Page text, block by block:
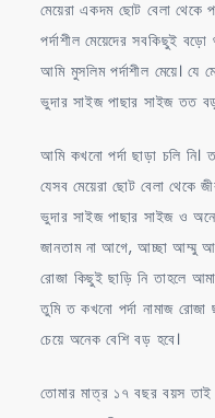
মেয়েরা একদম ছোট বেলা থেকে
পর্দাশীল মেয়েদের সবকিছুই
আমি মুসলিম পর্দাশীল মেয়ে। যে
ভুদার সাইজ পাছার সাইজ তত
আমি কখনো পর্দা ছাড়া চলি
যেসব মেয়েরা ছোট বেলা থেকে
ভুদার সাইজ পাছার সাইজ ও
জানতাম না আগে, আচ্ছা আম্মু
রোজা কিছুই ছাড়ি নি তাহলে
তুমি ত কখনো পর্দা নামাজ
চেয়ে অনেক বেশি বড় হবে।
তোমার মাত্র ১৭ বছর বয়স তাই